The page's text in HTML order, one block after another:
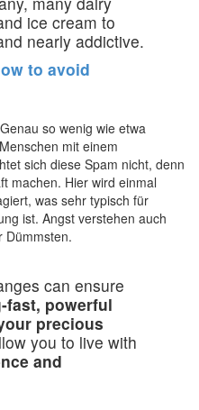
ice cream to
nearly addictive.
to avoid
so wenig wie etwa
mit einem
sich diese Spam nicht, denn
machen. Hier wird einmal
was sehr typisch für
ist. Angst verstehen auch
Dümmsten.
can ensure
fast, powerful
precious
you to live with
and